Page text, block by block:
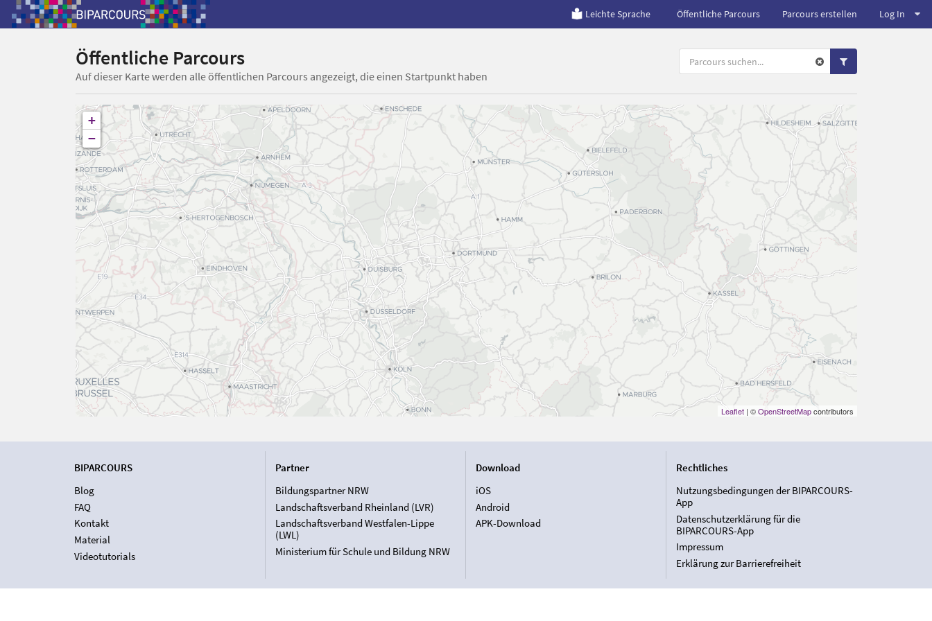
Leichte Sprache Öffentliche Parcours Parcours erstellen Log In
Öffentliche Parcours
Auf dieser Karte werden alle öffentlichen Parcours angezeigt, die einen Startpunkt haben
+
−
Leaflet| ©OpenStreetMapcontributors
BIPARCOURS
Blog
FAQ
Kontakt
Material
Videotutorials
Partner
Bildungspartner NRW
Landschaftsverband Rheinland (LVR)
Landschaftsverband Westfalen-Lippe
(LWL)
Ministerium für Schule und Bildung NRW
Download
iOS
Android
APK-Download
Rechtliches
Nutzungsbedingungen der BIPARCOURS-
App
Datenschutzerklärung für die
BIPARCOURS-App
Impressum
Erklärung zur Barrierefreiheit